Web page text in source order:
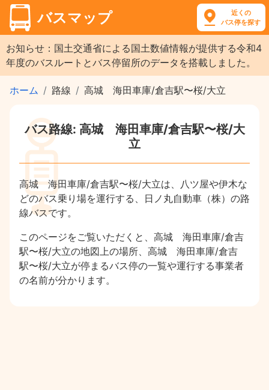
バスマップ
近くの
バス停を探す
お知らせ：国土交通省による国土数値情報が提供する令和4
年度のバスルートとバス停留所のデータを搭載しました。
ホーム 路線 高城 海田車庫/倉吉駅〜桜/大立
バス路線: 高城 海田車庫/倉吉駅〜桜/大
立
高城 海田車庫/倉吉駅〜桜/大立は、八ツ屋や伊木な
どのバス乗り場を運行する、日ノ丸自動車（株）の路
線バスです。
このページをご覧いただくと、高城 海田車庫/倉吉
駅〜桜/大立の地図上の場所、高城 海田車庫/倉吉
駅〜桜/大立が停まるバス停の一覧や運行する事業者
の名前が分かります。